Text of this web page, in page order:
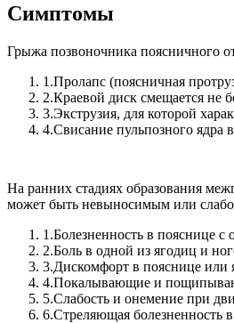
Симптомы
Грыжа позвоночника поясничного
1.Пролапс (поясничная
2.Краевой диск смещается не
3.Экструзия, для которой
4.Свисание пульпозного ядра
На ранних стадиях образования
может быть невыносимым или
1.Болезненность в пояснице с
2.Боль в одной из ягодиц и
3.Дискомфорт в пояснице или
4.Покалывающие и
5.Слабость и онемение при
6.Стреляющая болезненность